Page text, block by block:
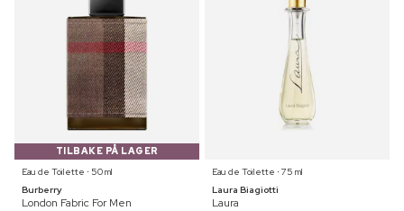
TILBAKE PÅ LAGER
Eau de Toilette ⋅ 50 ml
Burberry
London Fabric For Men
Eau de Toilette ⋅ 75 ml
Laura Biagiotti
Laura